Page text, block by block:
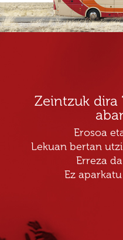
Zeintzuk dira
Erosoa
Lekuan bertan
Erreza
Ez